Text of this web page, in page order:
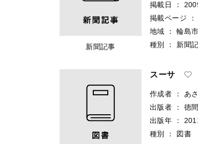
新聞記事
掲載日
：
掲載ページ
：
地域
：
輪島市
種別
： 新聞
スーサ
作成者 ：
あ
出版者
：
徳
出版年
：
種別
： 図書